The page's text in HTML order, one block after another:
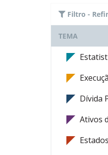
Filtro -
TEMA
Dívida
Ativos